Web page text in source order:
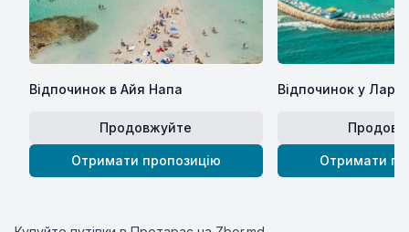
Відпочинок в Айя Напа
Продовжуйте
Отримати пропозицію
Відпочинок у
Отримати